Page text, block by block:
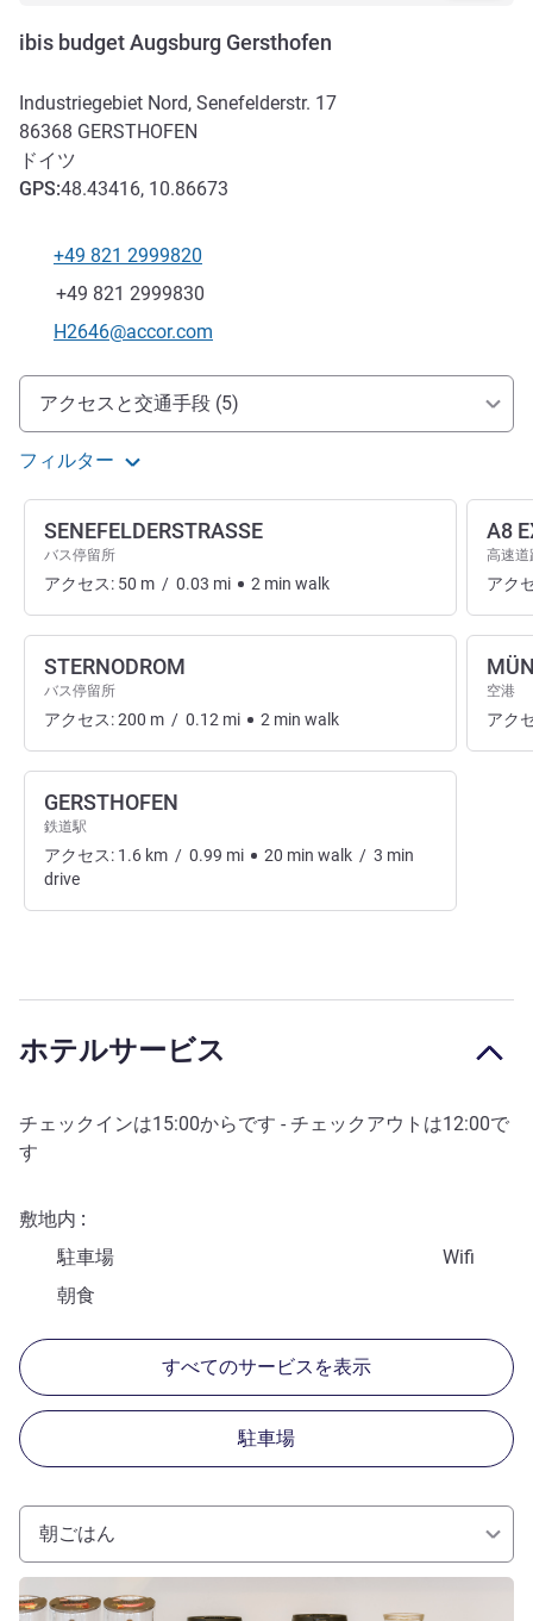
ibis budget Augsburg Gersthofen
Industriegebiet Nord, Senefelderstr. 17
86368 GERSTHOFEN
ドイツ
GPS:48.43416, 10.86673
電話番号
+49 821 2999820
ファックス
+49 821 2999830
Eメール
H2646@accor.com
アクセスと交通機関
アクセスと交通手段 (5)
フィルター
SENEFELDERSTRASSE
バス停留所
アクセス: 50 m / 0.03 mi 2 min walk
STERNODROM
バス停留所
アクセス:200 m / 0.12 mi 2 min walk
GERSTHOFEN
鉄道駅
アクセス: 1.6 km / 0.99 mi 20 min walk / 3 min
drive
A8
高速道
アク
空港
アク
ホテルサービス
チェックインは15:00からです - チェックアウトは12:00で
す
敷地内
駐車場
Wifi
朝食
すべてのサービスを表示
駐車場
朝ごはん
詳細を表示